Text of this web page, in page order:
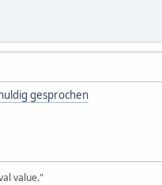
gesprochen
value."